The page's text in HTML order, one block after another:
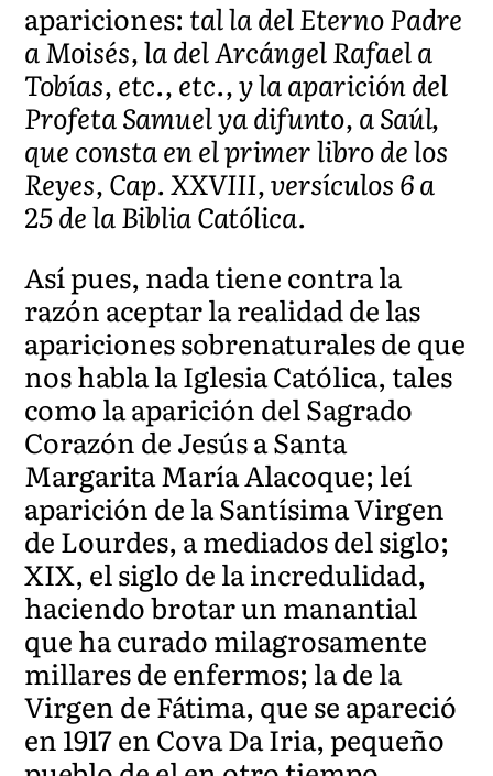
apariciones: tal la del Eterno Padre
a Moisés, la del Arcángel Rafael a
Tobías, etc., etc., y la aparición del
Profeta Samuel ya difunto, a Saúl,
que consta en el primer libro de los
Reyes, Cap. XXVIII, versículos 6 a
25 de la Biblia Católica.
Así pues, nada tiene contra la
razón aceptar la realidad de las
apariciones sobrenaturales de que
nos habla la Iglesia Católica, tales
como la aparición del Sagrado
Corazón de Jesús a Santa
Margarita María Alacoque; leí
aparición de la Santísima Virgen
de Lourdes, a mediados del siglo;
XIX, el siglo de la incredulidad,
haciendo brotar un manantial
que ha curado milagrosamente
millares de enfermos; la de la
Virgen de Fátima, que se apareció
en 1917 en Cova Da Iria, pequeño